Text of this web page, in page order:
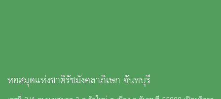
หอสมุดแห่งชาติรัชมังคลาภิเษก จันทบุรี